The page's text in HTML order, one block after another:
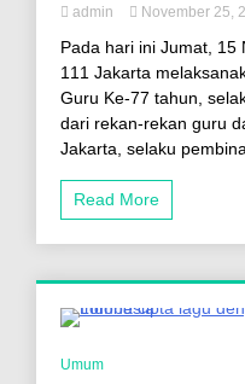
admin November 25,
Pada hari ini Jumat, 15
111 Jakarta
Guru Ke-77 tahun,
dari rekan-rekan guru
Jakarta, selaku
Read More
Umum